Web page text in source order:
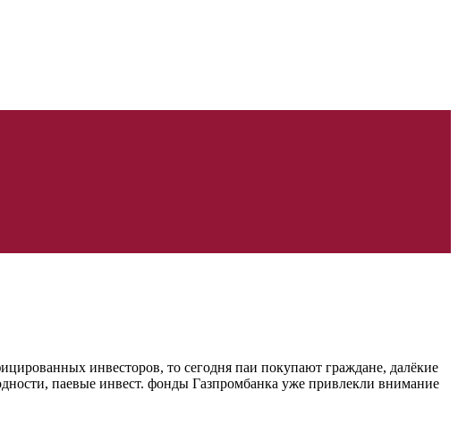
инвесторов, то сегодня паи покупают граждане, далёкие
паевые инвест. фонды Газпромбанка уже привлекли внимание